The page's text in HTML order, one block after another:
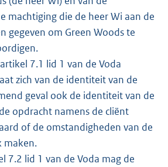
machtiging die de heer Wi aan de
gegeven om Green Woods te
7.1 lid 1 van de Voda
zich van de identiteit van de
geval ook de identiteit van de
opdracht namens de cliënt
of de omstandigheden van de
maken.
7.2 lid 1 van de Voda mag de